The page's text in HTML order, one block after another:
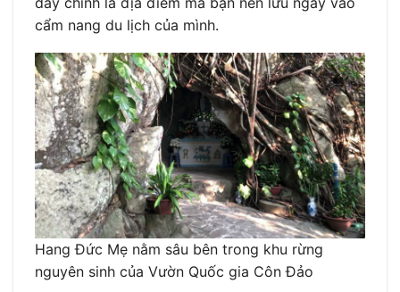
cẩm nang du lịch của mình.
Hang Đức Mẹ nằm sâu bên trong khu rừng
nguyên sinh của Vườn Quốc gia Côn Đảo